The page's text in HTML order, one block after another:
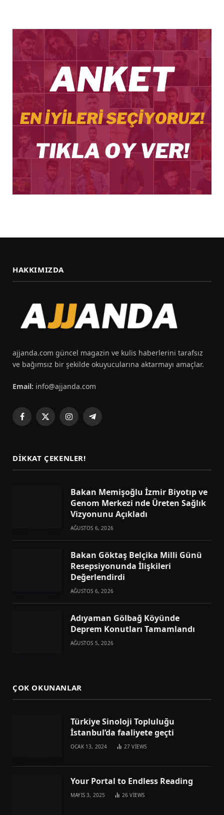
HAKKIMIZDA
ajjanda.com güncel magazin ve kulis haberlerini tarafsız
ve bağımsız bir şekilde okuyucularına aktarmayı amaçlar.
Email: info@ajjanda.com
Facebook
X
InstagramTelegram
DIKKAT ÇEKENLER!
Bakan Memişoğlu İzmir Biyotıp ve
Genom Merkezi nde Üreten Sağlık
Vizyonunu Açıkladı
AĞUSTOS 6, 2026
Bakan Göktaş Belçika Milli Günü
Resepsiyonunda İlişkileri
Değerlendirdi
AĞUSTOS 6, 2026
Adıyaman Gölbağ Köyünde
Deprem Konutları Tamamlandı
AĞUSTOS 5, 2026
ÇOK OKUNANLAR
Türkiye Sinoloji Topluluğu
İstanbul’da faaliyete geçti
OCAK 13, 2024 27VIEWS
Your Portal to Endless Reading
MAYIS 3, 2025 26VIEWS